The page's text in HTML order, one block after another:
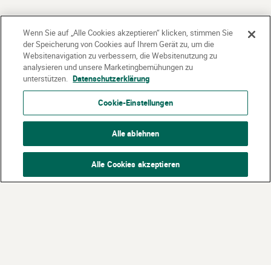
Wenn Sie auf „Alle Cookies akzeptieren“ klicken, stimmen Sie
der Speicherung von Cookies auf Ihrem Gerät zu, um die
Websitenavigation zu verbessern, die Websitenutzung zu
analysieren und unsere Marketingbemühungen zu
unterstützen. Datenschutzerklärung
Cookie-Einstellungen
Alle ablehnen
Alle Cookies akzeptieren